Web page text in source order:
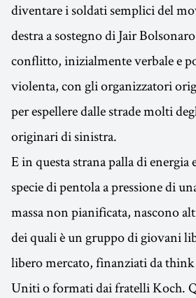
diventare i soldati semplici del
destra a sostegno di Jair
conflitto, inizialmente verbale e
violenta, con gli organizzatori
per espellere dalle strade molti
originari di sinistra.
E in questa strana palla di energia
specie di pentola a pressione di
massa non pianificata, nascono
dei quali è un gruppo di giovani
libero mercato, finanziati da
Uniti o formati dai fratelli Koch.